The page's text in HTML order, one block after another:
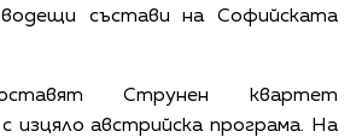
водещи състави на Софийската
Струнен квартет
изцяло австрийска програма. На